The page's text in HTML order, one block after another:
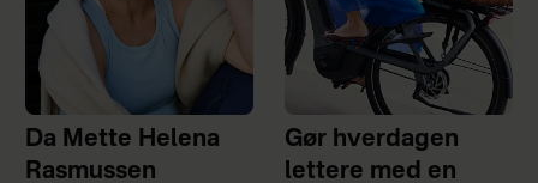
Da Mette Helena
Rasmussen
Gør hverdagen
lettere med en